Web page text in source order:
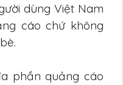
dùng Việt Nam
cáo chứ không
phần quảng cáo